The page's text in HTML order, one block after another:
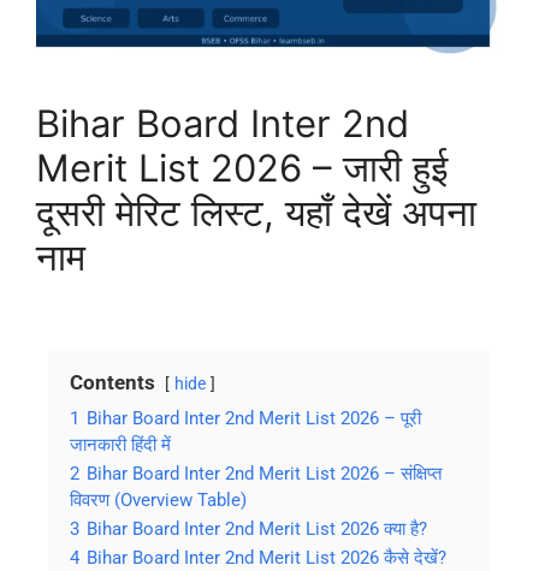
Bihar Board Inter 2nd
Merit List 2026 – जारी हुई
दूसरी मेरिट लिस्ट, यहाँ देखें अपना
नाम
Contents hide
1 Bihar Board Inter 2nd Merit List 2026 – पूरी
जानकारी हिंदी में
2 Bihar Board Inter 2nd Merit List 2026 – संक्षिप्त
विवरण (Overview Table)
3 Bihar Board Inter 2nd Merit List 2026 क्या है?
4 Bihar Board Inter 2nd Merit List 2026 कैसे देखें?